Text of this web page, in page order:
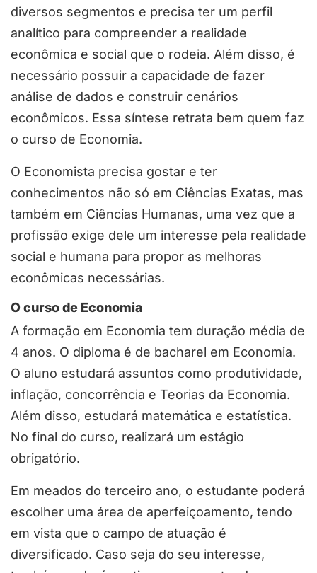
diversos segmentos e precisa ter um perfil
analítico para compreender a realidade
econômica e social que o rodeia. Além disso, é
necessário possuir a capacidade de fazer
análise de dados e construir cenários
econômicos. Essa síntese retrata bem quem faz
o curso de Economia.
O Economista precisa gostar e ter
conhecimentos não só em Ciências Exatas, mas
também em Ciências Humanas, uma vez que a
profissão exige dele um interesse pela realidade
social e humana para propor as melhoras
econômicas necessárias.
O curso de Economia
A formação em Economia tem duração média de
4 anos. O diploma é de bacharel em Economia.
O aluno estudará assuntos como produtividade,
inflação, concorrência e Teorias da Economia.
Além disso, estudará matemática e estatística.
No final do curso, realizará um estágio
obrigatório.
Em meados do terceiro ano, o estudante poderá
escolher uma área de aperfeiçoamento, tendo
em vista que o campo de atuação é
diversificado. Caso seja do seu interesse,